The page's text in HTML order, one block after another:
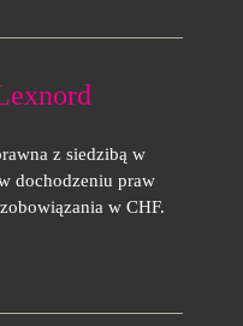
z siedzibą w
dochodzeniu praw
w CHF.